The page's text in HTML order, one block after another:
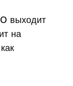
выходит
на